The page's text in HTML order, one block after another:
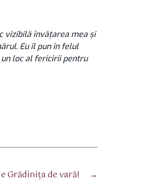
vizibilă învățarea mea și
Eu îl pun în felul
un loc al fericirii pentru
→
Grădinița de vară!